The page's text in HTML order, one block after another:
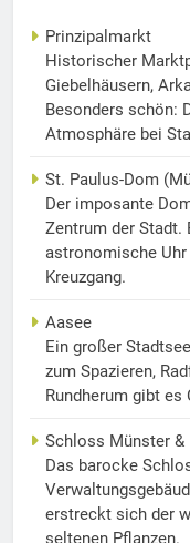
Prinzipalmarkt
Historischer
Giebelhäusern,
Besonders schön:
Atmosphäre bei
St. Paulus-Dom
Der imposante
Zentrum der Stadt.
astronomische
Kreuzgang.
Aasee
Ein großer
zum Spazieren,
Rundherum gibt es
Schloss Münster &
Das barocke
erstreckt sich der
seltenen Pflanzen.